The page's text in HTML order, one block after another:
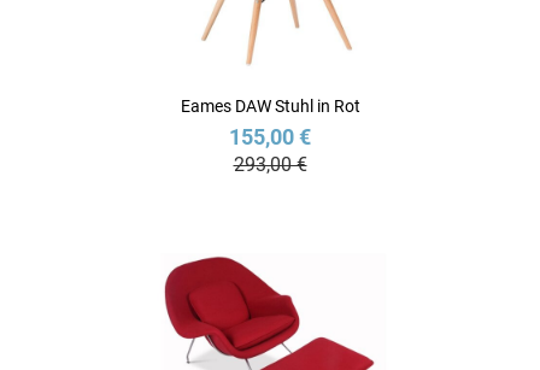
Eames DAW Stuhl in Rot
155,00 €
293,00 €